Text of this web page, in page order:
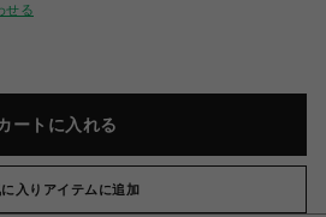
せる
ートに入れる
入りアイテムに追加